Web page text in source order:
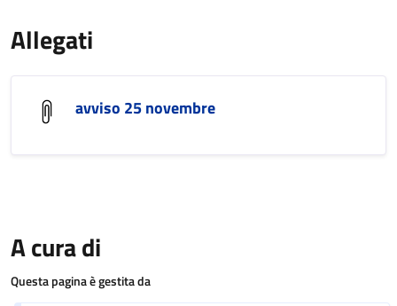
Allegati
avviso 25 novembre
A cura di
Questa pagina è gestita da